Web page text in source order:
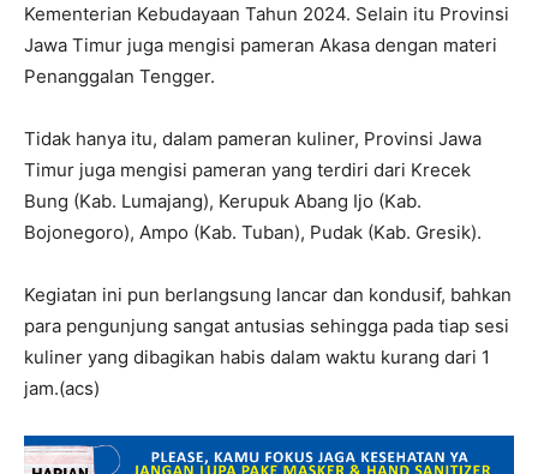
Kementerian Kebudayaan Tahun 2024. Selain itu Provinsi
Jawa Timur juga mengisi pameran Akasa dengan materi
Penanggalan Tengger.
Tidak hanya itu, dalam pameran kuliner, Provinsi Jawa
Timur juga mengisi pameran yang terdiri dari Krecek
Bung (Kab. Lumajang), Kerupuk Abang Ijo (Kab.
Bojonegoro), Ampo (Kab. Tuban), Pudak (Kab. Gresik).
Kegiatan ini pun berlangsung lancar dan kondusif, bahkan
para pengunjung sangat antusias sehingga pada tiap sesi
kuliner yang dibagikan habis dalam waktu kurang dari 1
jam.(acs)